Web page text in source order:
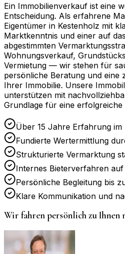
Ein Immobilienverkauf ist eine
Entscheidung. Als erfahrene
Eigentümer in Kestenholz mit
Marktkenntnis und einer auf
abgestimmten
Wohnungsverkauf,
Vermietung — wir stehen für
persönliche Beratung und eine
Ihrer Immobilie. Unsere
unterstützen mit
Grundlage für eine erfolgreiche
Über 15 Jahre Erfahrung
Fundierte Wertermittlung
Strukturierte Vermarktung
Internes Bieterverfahren
Persönliche Begleitung bis
Klare Kommunikation und
Wir fahren persönlich zu Ihnen